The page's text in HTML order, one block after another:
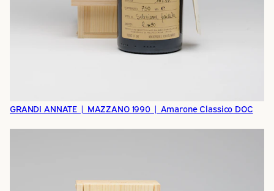
GRANDI ANNATE | MAZZANO 1990 | Amarone Classico DOC